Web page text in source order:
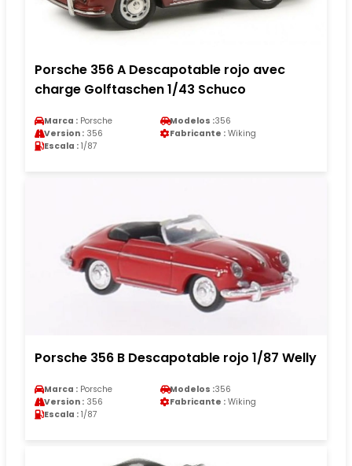
Porsche 356 A Descapotable rojo avec
charge Golftaschen 1/43 Schuco
Marca : Porsche Modelos :356
Version : 356 Fabricante : Wiking
Escala : 1/87
Porsche 356 B Descapotable rojo 1/87 Welly
Marca : Porsche Modelos :356
Version : 356 Fabricante : Wiking
Escala : 1/87